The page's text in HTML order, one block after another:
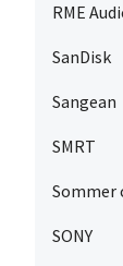
RME
SanDisk
Sangean
SMRT
Sommer
SONY